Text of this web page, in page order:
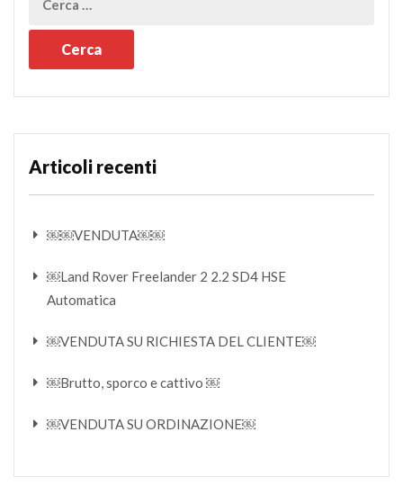
Articoli recenti
￼￼VENDUTA￼￼
￼Land Rover Freelander 2 2.2 SD4 HSE
Automatica
￼VENDUTA SU RICHIESTA DEL CLIENTE￼
￼Brutto, sporco e cattivo ￼
￼VENDUTA SU ORDINAZIONE￼